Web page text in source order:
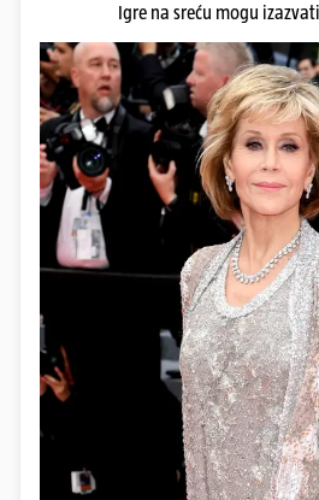
Igre na sreću mogu